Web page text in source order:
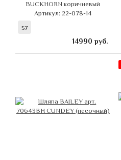
BUCKHORN коричневый
Артикул: 22-078-14
57
14990 руб.